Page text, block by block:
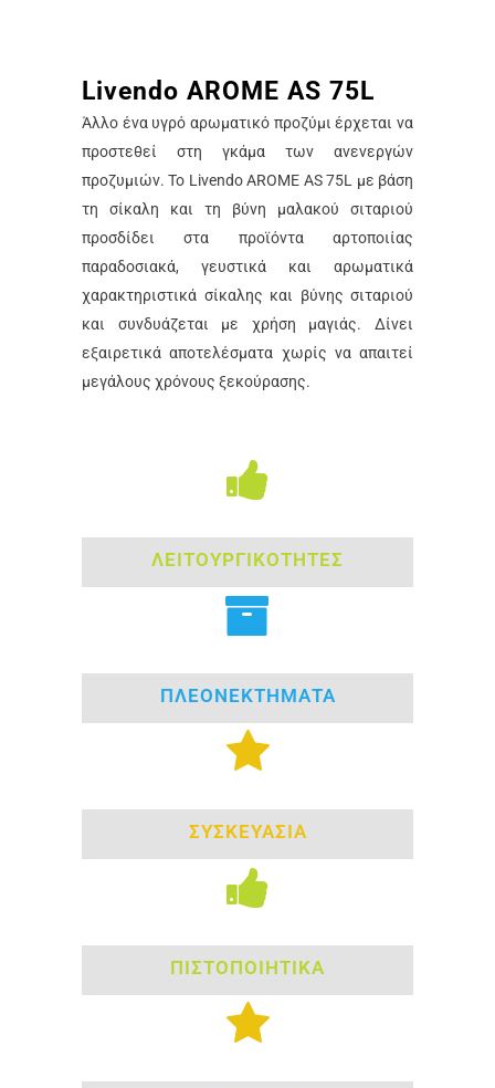
Livendo AROME AS 75L
Άλλο ένα υγρό αρωματικό προζύμι έρχεται να
προστεθεί στη γκάμα των ανενεργών
προζυμιών. Το Livendo AROME AS 75L με βάση
τη σίκαλη και τη βύνη μαλακού σιταριού
προσδίδει στα προϊόντα αρτοποιίας
παραδοσιακά, γευστικά και αρωματικά
χαρακτηριστικά σίκαλης και βύνης σιταριού
και συνδυάζεται με χρήση μαγιάς. Δίνει
εξαιρετικά αποτελέσματα χωρίς να απαιτεί
μεγάλους χρόνους ξεκούρασης.
ΛΕΙΤΟΥΡΓΙΚΟΤΗΤΕΣ
ΠΛΕΟΝΕΚΤΗΜΑΤΑ
ΣΥΣΚΕΥΑΣΙΑ
ΠΙΣΤΟΠΟΙΗΤΙΚΑ